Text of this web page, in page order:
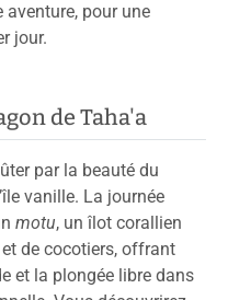
pour une
jour.
de Taha'a
par la beauté du
vanille. La journée
motu, un îlot corallien
de cocotiers, offrant
et la plongée libre dans